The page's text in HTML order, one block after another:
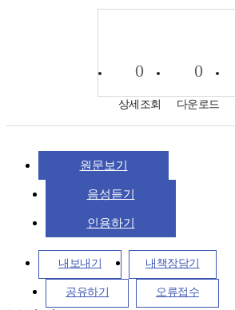
0
상세조회
0
다운로드
원문보기
음성듣기
인용하기
내보내기 내책장담기
공유하기 오류접수